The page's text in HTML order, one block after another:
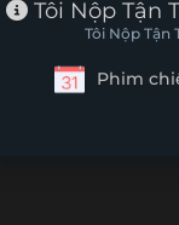
Tôi Nộp Tận
Tôi Nộp Tận
Phim